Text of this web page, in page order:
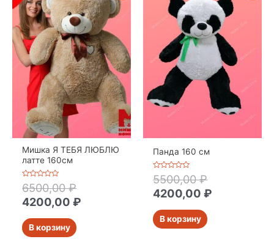
Мишка Я ТЕБЯ ЛЮБЛЮ
латте 160см
Оценка
0
из
5
6500,00₽
4200,00₽
В корзину
Панда 160 см
Оценка
0
из
5
5500,00₽
4200,00₽
В корзину